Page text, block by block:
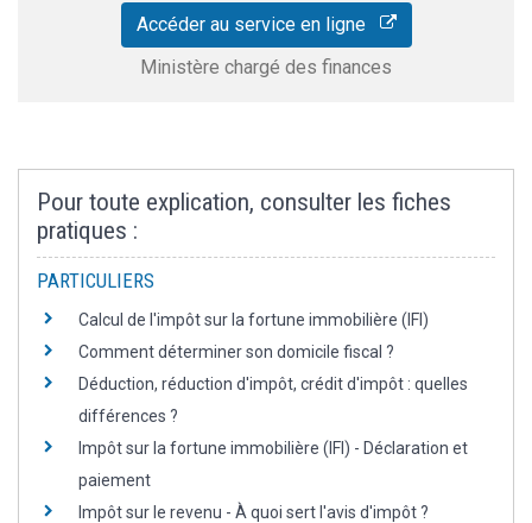
Accéder au service en ligne
Ministère chargé des finances
Pour toute explication, consulter les fiches
pratiques :
PARTICULIERS
Calcul de l'impôt sur la fortune immobilière (IFI)
Comment déterminer son domicile fiscal ?
Déduction, réduction d'impôt, crédit d'impôt : quelles
différences ?
Impôt sur la fortune immobilière (IFI) - Déclaration et
paiement
Impôt sur le revenu - À quoi sert l'avis d'impôt ?